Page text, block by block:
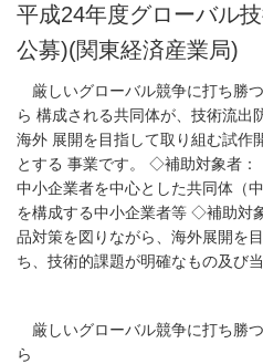
平成24年度グローバル
公募)(関東経済産業局)
厳しいグローバル競争に打ち勝
ら 構成される共同体が、技術流出
海外 展開を目指して取り組む試作
とする 事業です。 ◇補助対象者
中小企業者を中心とした共同体（
を構成する中小企業者等 ◇補助
品対策を図りながら、海外展開を
ち、技術的課題が明確なもの及
厳しいグローバル競争に打ち勝
ら